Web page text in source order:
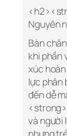
Nguyên
Bàn
khi phần
xúc
lực phân
đến dễ
và người